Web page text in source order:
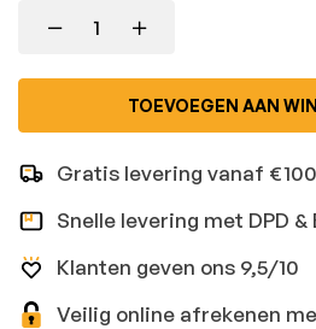
TOEVOEGEN AAN
Gratis levering vanaf
Snelle levering met DPD &
Klanten geven ons 9,5/10
Veilig online afrekenen